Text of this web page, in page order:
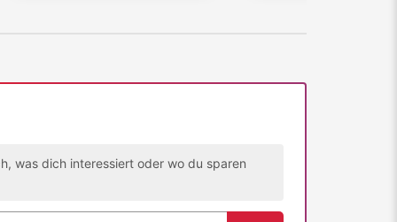
was dich interessiert oder wo du sparen